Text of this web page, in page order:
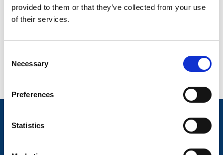
provided to them or that they’ve collected from your use
of their services.
e
Necessary
Preferences
Statistics